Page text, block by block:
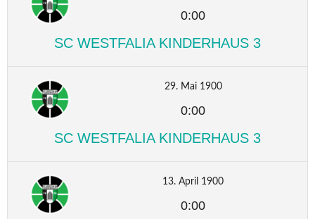
0:00
SC WESTFALIA KINDERHAUS 3
29. Mai 1900
0:00
SC WESTFALIA KINDERHAUS 3
13. April 1900
0:00